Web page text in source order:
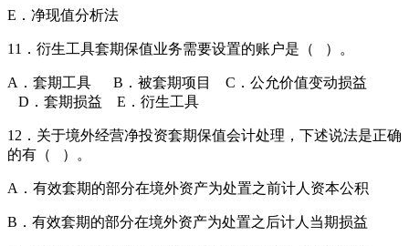
E．净现值分析法
11．衍生工具套期保值业务需要设置的账户是（ ）。
A．套期工具 B．被套期项目 C．公允价值变动损益
D．套期损益 E．衍生工具
12．关于境外经营净投资套期保值会计处理，下述说法是正确
的有（ ）。
A．有效套期的部分在境外资产为处置之前计人资本公积
B．有效套期的部分在境外资产为处置之后计人当期损益